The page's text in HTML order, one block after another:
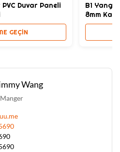
Duvar Paneli
GEÇIN
B1
8mm
Wang
Manger